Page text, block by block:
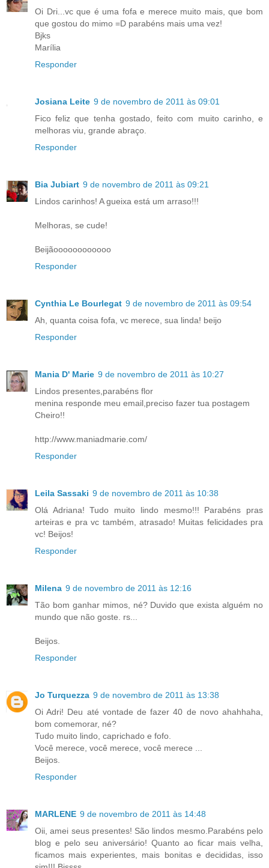
Oi Dri...vc que é uma fofa e merece muito mais, que bom
que gostou do mimo =D parabéns mais uma vez!
Bjks
Marília
Responder
Josiana Leite 9 de novembro de 2011 às 09:01
Fico feliz que tenha gostado, feito com muito carinho, e
melhoras viu, grande abraço.
Responder
Bia Jubiart 9 de novembro de 2011 às 09:21
Lindos carinhos! A gueixa está um arraso!!!
Melhoras, se cude!
Beijãoooooooooooo
Responder
Cynthia Le Bourlegat 9 de novembro de 2011 às 09:54
Ah, quanta coisa fofa, vc merece, sua linda! beijo
Responder
Mania D' Marie 9 de novembro de 2011 às 10:27
Lindos presentes,parabéns flor
menina responde meu email,preciso fazer tua postagem
Cheiro!!
http://www.maniadmarie.com/
Responder
Leila Sassaki 9 de novembro de 2011 às 10:38
Olá Adriana! Tudo muito lindo mesmo!!! Parabéns pras
arteiras e pra vc também, atrasado! Muitas felicidades pra
vc! Beijos!
Responder
Milena 9 de novembro de 2011 às 12:16
Tão bom ganhar mimos, né? Duvido que exista alguém no
mundo que não goste. rs...
Beijos.
Responder
Jo Turquezza 9 de novembro de 2011 às 13:38
Oi Adri! Deu até vontade de fazer 40 de novo ahahhaha,
bom comemorar, né?
Tudo muito lindo, caprichado e fofo.
Você merece, você merece, você merece ...
Beijos.
Responder
MARLENE 9 de novembro de 2011 às 14:48
Oii, amei seus presentes! São lindos mesmo.Parabéns pelo
blog e pelo seu aniversário! Quanto ao ficar mais velha,
ficamos mais experientes, mais bonitas e decididas, isso